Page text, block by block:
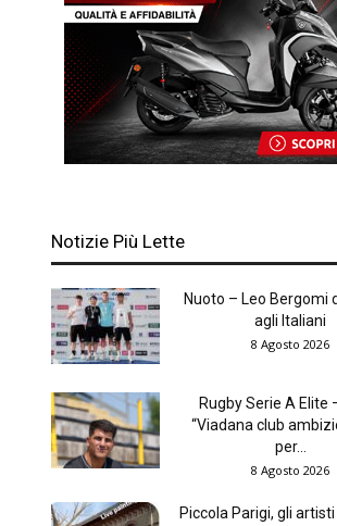
Notizie Più Lette
Nuoto – Leo Bergomi
agli Italiani
8 Agosto 2026
Rugby Serie A Elite
“Viadana club
per...
8 Agosto 2026
Piccola Parigi, gli